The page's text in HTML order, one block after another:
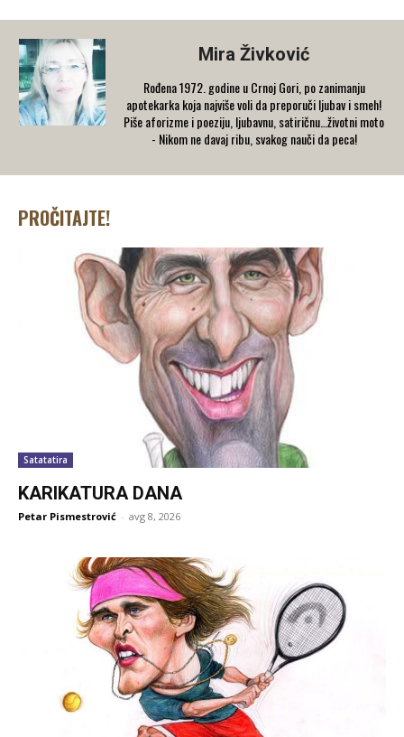
Mira Živković
Rođena 1972. godine u Crnoj Gori, po zanimanju
apotekarka koja najviše voli da preporuči ljubav i smeh!
Piše aforizme i poeziju, ljubavnu, satiričnu…životni moto
- Nikom ne davaj ribu, svakog nauči da peca!
PROČITAJTE!
Satatatira
KARIKATURA DANA
Petar Pismestrović - avg 8, 2026